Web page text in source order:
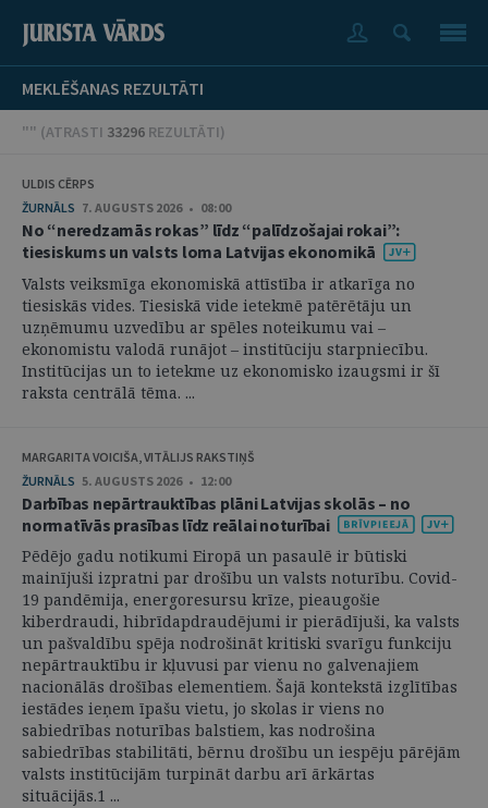
MEKLĒŠANAS REZULTĀTI
"" (ATRASTI 33296 REZULTĀTI)
ULDIS CĒRPS
ŽURNĀLS 7. AUGUSTS 2026 • 08:00
No “neredzamās rokas” līdz “palīdzošajai rokai”:
tiesiskums un valsts loma Latvijas ekonomikā
Valsts veiksmīga ekonomiskā attīstība ir atkarīga no
tiesiskās vides. Tiesiskā vide ietekmē patērētāju un
uzņēmumu uzvedību ar spēles noteikumu vai –
ekonomistu valodā runājot – institūciju starpniecību.
Institūcijas un to ietekme uz ekonomisko izaugsmi ir šī
raksta centrālā tēma. ...
MARGARITA VOICIŠA, VITĀLIJS RAKSTIŅŠ
ŽURNĀLS 5. AUGUSTS 2026 • 12:00
Darbības nepārtrauktības plāni Latvijas skolās – no
normatīvās prasības līdz reālai noturībai
Pēdējo gadu notikumi Eiropā un pasaulē ir būtiski
mainījuši izpratni par drošību un valsts noturību. Covid-
19 pandēmija, energoresursu krīze, pieaugošie
kiberdraudi, hibrīdapdraudējumi ir pierādījuši, ka valsts
un pašvaldību spēja nodrošināt kritiski svarīgu funkciju
nepārtrauktību ir kļuvusi par vienu no galvenajiem
nacionālās drošības elementiem. Šajā kontekstā izglītības
iestādes ieņem īpašu vietu, jo skolas ir viens no
sabiedrības noturības balstiem, kas nodrošina
sabiedrības stabilitāti, bērnu drošību un iespēju pārējām
valsts institūcijām turpināt darbu arī ārkārtas
situācijās.1 ...